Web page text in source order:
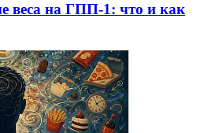
веса на ГПП-1: что и как